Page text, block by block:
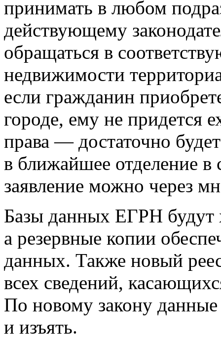
принимать в любом
действующему
обращаться в
недвижимости
если гражданин
городе, ему не придется
права — достаточно
в ближайшее отделение в
заявление можно через
Базы данных ЕГРН будут
а резервные копии
данных. Также новый
всех сведений,
По новому закону данные
и изъять.